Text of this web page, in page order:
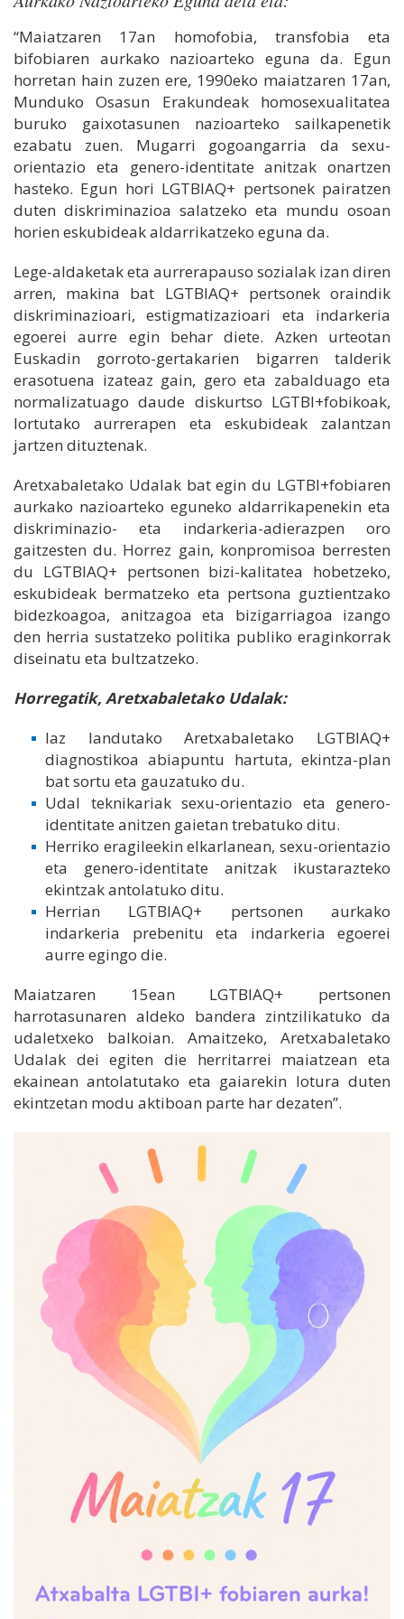
“Maiatzaren 17an homofobia, transfobia eta
bifobiaren aurkako nazioarteko eguna da. Egun
horretan hain zuzen ere, 1990eko maiatzaren 17an,
Munduko Osasun Erakundeak homosexualitatea
buruko gaixotasunen nazioarteko sailkapenetik
ezabatu zuen. Mugarri gogoangarria da sexu-
orientazio eta genero-identitate anitzak onartzen
hasteko. Egun hori LGTBIAQ+ pertsonek pairatzen
duten diskriminazioa salatzeko eta mundu osoan
horien eskubideak aldarrikatzeko eguna da.
Lege-aldaketak eta aurrerapauso sozialak izan diren
arren, makina bat LGTBIAQ+ pertsonek oraindik
diskriminazioari, estigmatizazioari eta indarkeria
egoerei aurre egin behar diete. Azken urteotan
Euskadin gorroto-gertakarien bigarren talderik
erasotuena izateaz gain, gero eta zabalduago eta
normalizatuago daude diskurtso LGTBI+fobikoak,
lortutako aurrerapen eta eskubideak zalantzan
jartzen dituztenak.
Aretxabaletako Udalak bat egin du LGTBI+fobiaren
aurkako nazioarteko eguneko aldarrikapenekin eta
diskriminazio- eta indarkeria-adierazpen oro
gaitzesten du. Horrez gain, konpromisoa berresten
du LGTBIAQ+ pertsonen bizi-kalitatea hobetzeko,
eskubideak bermatzeko eta pertsona guztientzako
bidezkoagoa, anitzagoa eta bizigarriagoa izango
den herria sustatzeko politika publiko eraginkorrak
diseinatu eta bultzatzeko.
Horregatik, Aretxabaletako Udalak:
Iaz landutako Aretxabaletako LGTBIAQ+
diagnostikoa abiapuntu hartuta, ekintza-plan
bat sortu eta gauzatuko du.
Udal teknikariak sexu-orientazio eta genero-
identitate anitzen gaietan trebatuko ditu.
Herriko eragileekin elkarlanean, sexu-orientazio
eta genero-identitate anitzak ikustarazteko
ekintzak antolatuko ditu.
Herrian LGTBIAQ+ pertsonen aurkako
indarkeria prebenitu eta indarkeria egoerei
aurre egingo die.
Maiatzaren 15ean LGTBIAQ+ pertsonen
harrotasunaren aldeko bandera zintzilikatuko da
udaletxeko balkoian. Amaitzeko, Aretxabaletako
Udalak dei egiten die herritarrei maiatzean eta
ekainean antolatutako eta gaiarekin lotura duten
ekintzetan modu aktiboan parte har dezaten”.